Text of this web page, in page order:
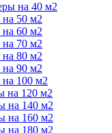
на 40 м2
50 м2
60 м2
70 м2
80 м2
90 м2
100 м2
на 120 м2
на 140 м2
на 160 м2
на 180 м2